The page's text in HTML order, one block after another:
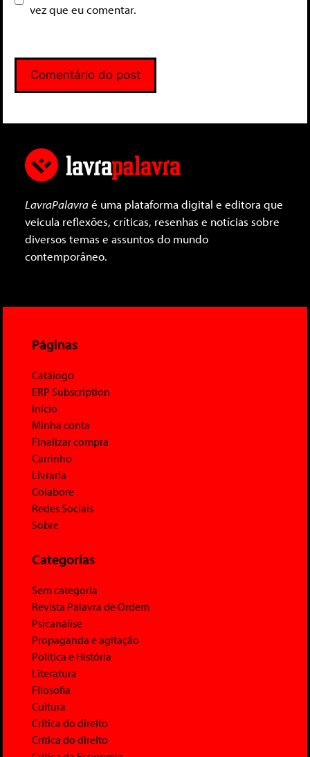
vez que eu comentar.
LavraPalavraé uma plataforma digital e editora que
veicula reflexões, críticas, resenhas e notícias sobre
diversos temas e assuntos do mundo
contemporâneo.
Páginas
Catálogo
ERP Subscription
Início
Minha conta
Finalizar compra
Carrinho
Livraria
Colabore
Redes Sociais
Sobre
Categorias
Sem categoria
Revista Palavra de Ordem
Psicanálise
Propaganda e agitação
Política e História
Literatura
Filosofia
Cultura
Crítica do direito
Crítica do direito